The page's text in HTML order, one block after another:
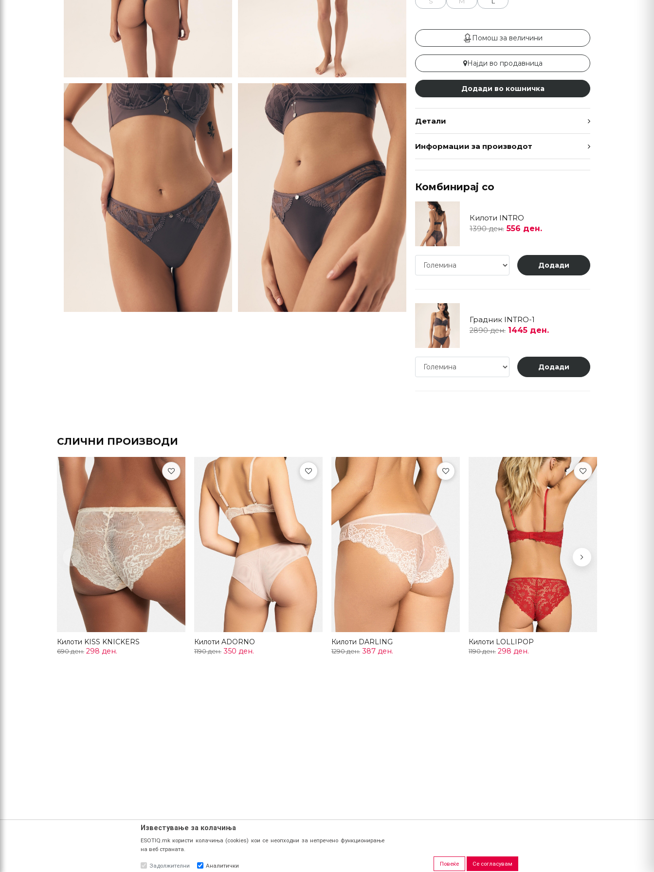
Помош за величини
Најди во продавница
Додади во кошничка
Детали
Информации за производот
Комбинирај со
Килоти INTRO
1390 ден. 556 ден.
Додади
Градник INTRO-1
2890 ден. 1445 ден.
Додади
СЛИЧНИ ПРОИЗВОДИ
Килоти KISS KNICKERS
690 ден. 298 ден.
Килоти ADORNO
1190 ден. 350 ден.
Килоти DARLING
1290 ден. 387 ден.
Килоти LOLLIPOP
1190 ден. 298 ден.
Previous Next
Известување за колачиња
ESOTIQ.mk користи колачиња (cookies) кои се неопходни за непречено функционирање
на веб страната.
Задолжителни Аналитички Повеќе Се согласувам